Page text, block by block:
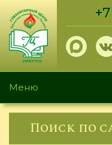
Перейти
основному
содержанию
Меню
Поиск по